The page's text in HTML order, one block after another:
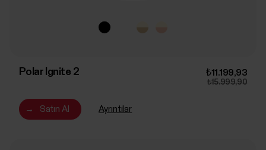
Polar Ignite 2 ₺11.199,93
₺15.999,90
→ Satın Al Ayrıntılar